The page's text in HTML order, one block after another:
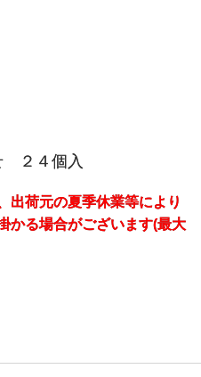
２４個入
出荷元の夏季休業等により
かる場合がございます(最大